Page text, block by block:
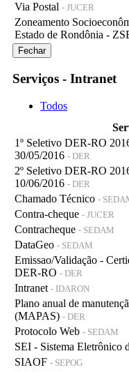
Via Postal - JUCER
Zoneamento
Estado de Rondônia -
Fechar
Serviços - Intranet
Todos
1º Seletivo DER-RO
30/05/2016 - DER
2º Seletivo DER-RO
10/06/2016 - DER
Chamado Técnico -
Contra-cheque - JUCER
Contracheque - SEDAM
DataGeo - SEDAM
Emissao/Validação -
DER-RO - DER
Intranet - IDARON
Plano anual de
(MAPAS) - DER
Protocolo Web - SEDAM
SEI - Sistema Eletrônico
SIAOF - SEPOG